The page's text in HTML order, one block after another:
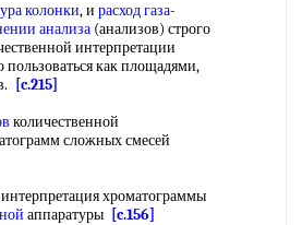
колонки, и расход газа-
анализа (анализов) строго
интерпретации
как площадями,
[c.215]
количественной
сложных смесей
хроматограммы
аппаратуры [c.156]